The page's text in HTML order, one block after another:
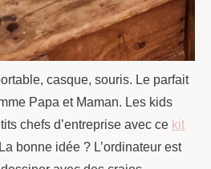
casque, souris. Le parfait
Papa et Maman. Les kids
chefs d’entreprise avec ce kit
bonne idée ? L’ordinateur est